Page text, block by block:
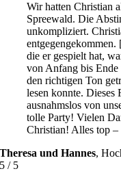
Wir hatten Christian
Spreewald. Die
unkompliziert.
die er gespielt hat,
von Anfang bis
den richtigen Ton
lesen konnte. Dieses
ausnahmslos von
tolle Party! Vielen
Christian! Alles top
Theresa und Hannes,
5 / 5